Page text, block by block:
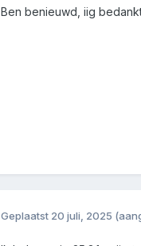
Ben benieuwd, iig
Geplaatst 20 juli, 2025